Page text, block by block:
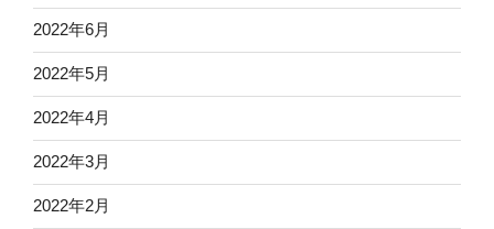
2022年6月
2022年5月
2022年4月
2022年3月
2022年2月